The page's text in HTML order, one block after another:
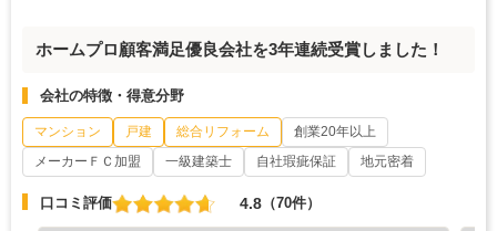
ホームプロ顧客満足優良会社を3年連続受賞しました！
会社の特徴・得意分野
マンション 戸建 総合リフォーム
創業20年以上
メーカーＦＣ加盟
一級建築士 自社瑕疵保証 地元密着
口コミ評価 4.8 （70件）